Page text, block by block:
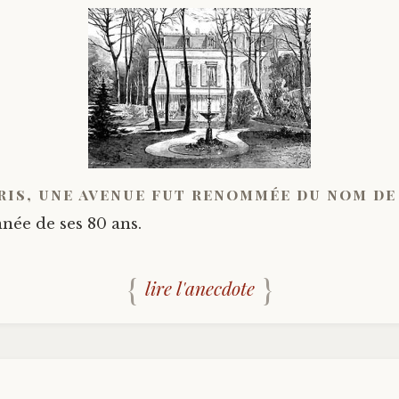
une avenue fut renommée du nom
de ses 80 ans.
lire l'anecdote